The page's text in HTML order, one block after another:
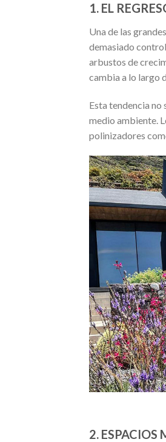
1. EL
Una de las
demasiado
arbustos de
cambia a lo largo
Esta tendencia
medio ambiente.
polinizadores
2. ESPACIOS